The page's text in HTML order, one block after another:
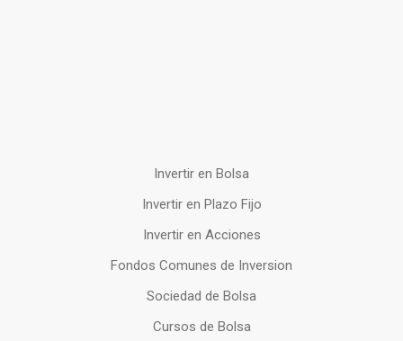
Invertir en Bolsa
Invertir en Plazo Fijo
Invertir en Acciones
Fondos Comunes de Inversion
Sociedad de Bolsa
Cursos de Bolsa